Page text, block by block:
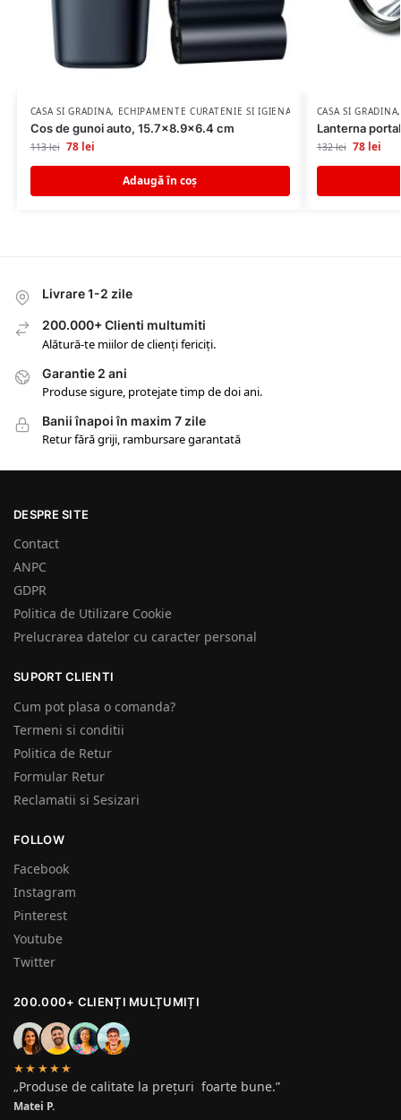
CASA SI GRADINA, ECHIPAMENTE CURATENIE SI IGIENA
Cos de gunoi auto, 15.7×8.9×6.4 cm
113lei 78 lei
Adaugă în coș
CASA SI GRADINA
Lanterna
132lei 78 lei
Livrare 1-2 zile
200.000+ Clienti multumiti
Alătură-te miilor de clienți fericiți.
Garantie 2 ani
Produse sigure, protejate timp de doi ani.
Banii înapoi în maxim 7 zile
Retur fără griji, rambursare garantată
DESPRE SITE
Contact
ANPC
GDPR
Politica de Utilizare Cookie
Prelucrarea datelor cu caracter personal
SUPORT CLIENTI
Cum pot plasa o comanda?
Termeni si conditii
Politica de Retur
Formular Retur
Reclamatii si Sesizari
FOLLOW
Facebook
Instagram
Pinterest
Youtube
Twitter
200.000+ CLIENȚI MULȚUMIȚI
★★★★★
„Produse de calitate la prețuri foarte bune.”
Matei P.